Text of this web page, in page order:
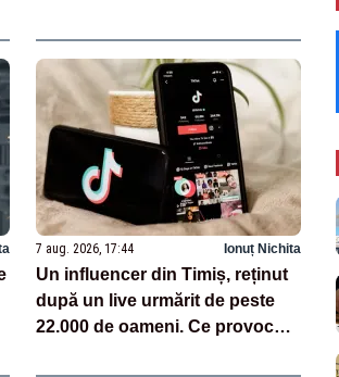
7 aug. 2026, 17:44 Ionuț Nichita
Un influencer din Timiș, reținut
după un live urmărit de peste
22.000 de oameni. Ce provocări